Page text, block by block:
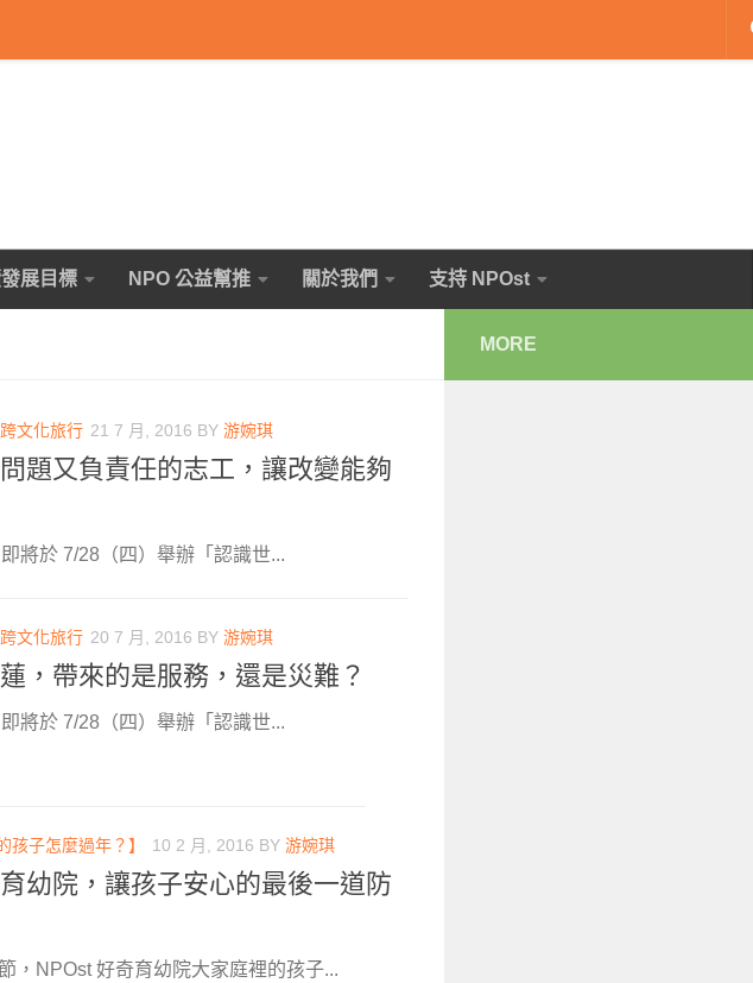
展目標 NPO 公益幫推 關於我們 支持 NPOst
文化旅行 21 7 月, 2016 BY 游婉琪
題又負責任的志工，讓改變能夠
將於 7/28（四）舉辦「認識世...
文化旅行 20 7 月, 2016 BY 游婉琪
，帶來的是服務，還是災難？
將於 7/28（四）舉辦「認識世...
孩子怎麼過年？】 10 2 月, 2016 BY 游婉琪
幼院，讓孩子安心的最後一道防
，NPOst 好奇育幼院大家庭裡的孩子...
MORE